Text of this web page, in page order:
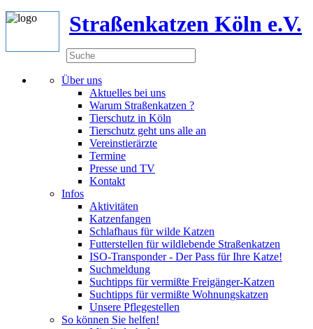
Straßenkatzen Köln e.V.
Über uns
Aktuelles bei uns
Warum Straßenkatzen ?
Tierschutz in Köln
Tierschutz geht uns alle an
Vereinstierärzte
Termine
Presse und TV
Kontakt
Infos
Aktivitäten
Katzenfangen
Schlafhaus für wilde Katzen
Futterstellen für wildlebende Straßenkatzen
ISO-Transponder - Der Pass für Ihre Katze!
Suchmeldung
Suchtipps für vermißte Freigänger-Katzen
Suchtipps für vermißte Wohnungskatzen
Unsere Pflegestellen
So können Sie helfen!